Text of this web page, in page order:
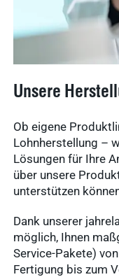
neue
Mehr über
Unsere
Ob eigene
Lohnherstellung –
Lösungen für Ihre
über unsere
unterstützen
Dank unserer
möglich, Ihnen
Service-Pakete)
Fertigung bis zum